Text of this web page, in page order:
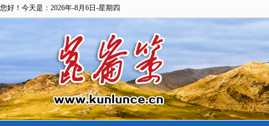
您好！今天是：2026年-8月6日-星期四